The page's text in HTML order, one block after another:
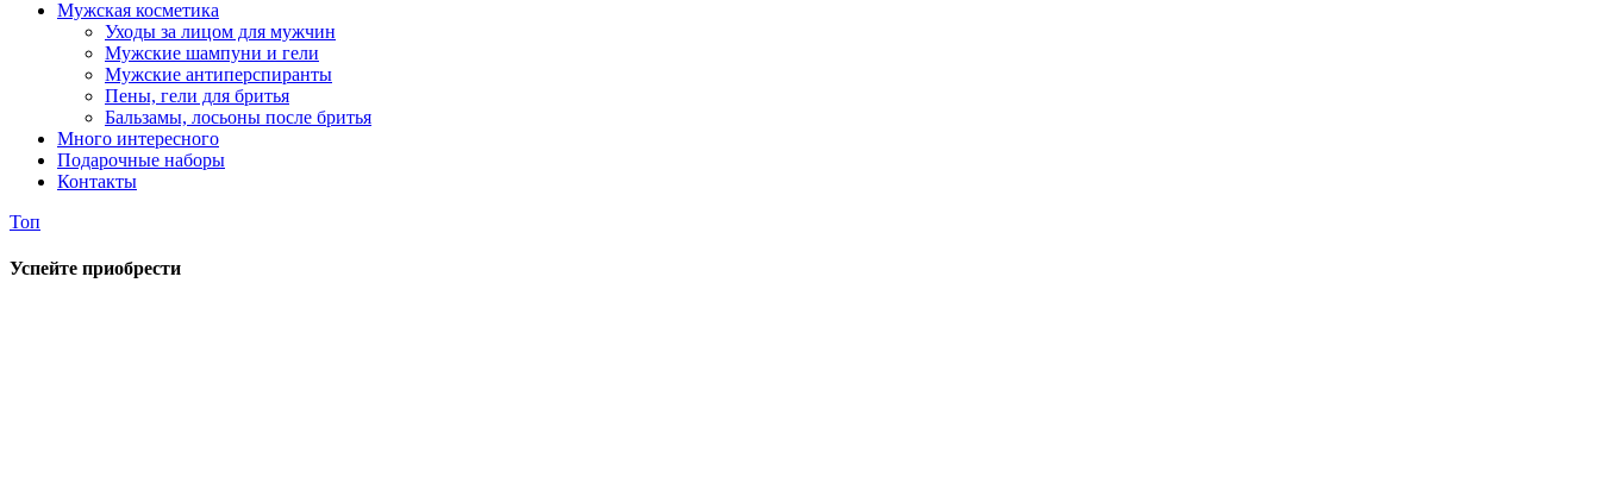
Мужская косметика
Уходы за лицом для мужчин
Мужские шампуни и гели
Мужские антиперспиранты
Пены, гели для бритья
Бальзамы, лосьоны после бритья
Много интересного
Подарочные наборы
Контакты
Топ
Успейте приобрести